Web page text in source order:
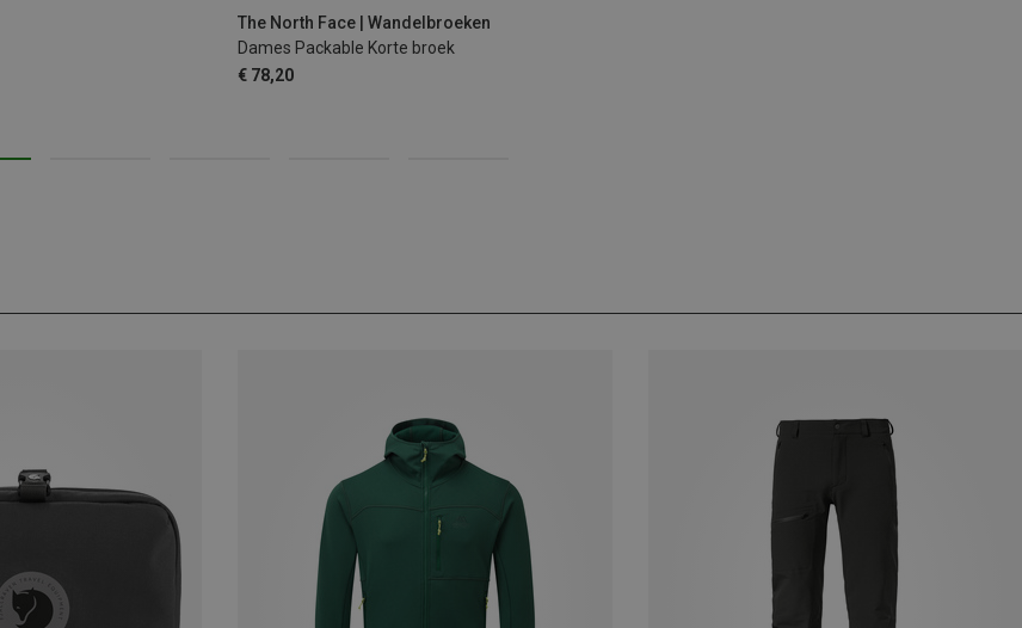
The North Face | Wandelbroeken
Dames Packable Korte broek
€ 78,20